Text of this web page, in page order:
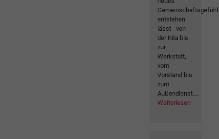
Gemeinschaftsgefühl
entstehen
lässt - von
der Kita bis
zur
Werkstatt,
vom
Vorstand bis
zum
Außendienst....
Weiterlesen